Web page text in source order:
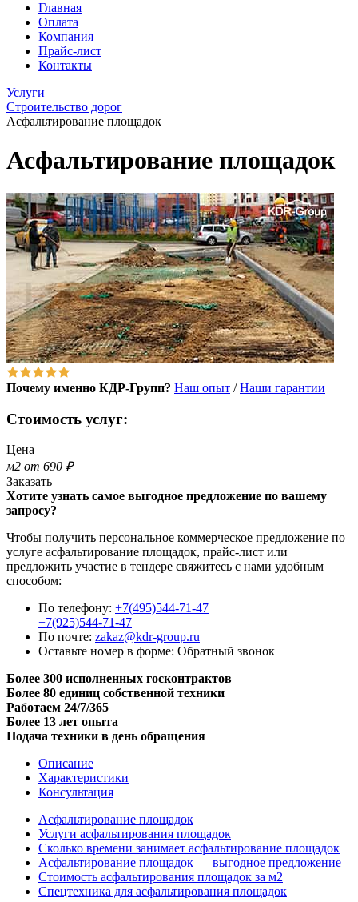
Главная
Оплата
Компания
Прайс-лист
Контакты
Услуги
Строительство дорог
Асфальтирование площадок
Асфальтирование площадок
Почему именно КДР-Групп? Наш опыт /Наши гарантии
Стоимость услуг:
Цена
м2 от 690 ₽
Заказать
Хотите узнать самое выгодное предложение по вашему
запросу?
Чтобы получить персональное коммерческое предложение по
услуге асфальтирование площадок, прайс-лист или
предложить участие в тендере свяжитесь с нами удобным
способом:
По телефону: +7(495)544-71-47
+7(925)544-71-47
По почте: zakaz@kdr-group.ru
Оставьте номер в форме: Обратный звонок
Более 300 исполненных госконтрактов
Более 80 единиц собственной техники
Работаем 24/7/365
Более 13 лет опыта
Подача техники в день обращения
Описание
Характеристики
Консультация
Асфальтирование площадок
Услуги асфальтирования площадок
Сколько времени занимает асфальтирование площадок
Асфальтирование площадок — выгодное предложение
Стоимость асфальтирования площадок за м2
Спецтехника для асфальтирования площадок